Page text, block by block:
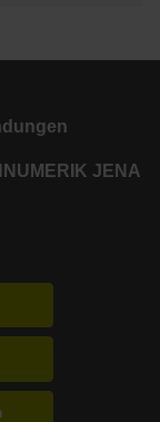
NUMERIK JENA